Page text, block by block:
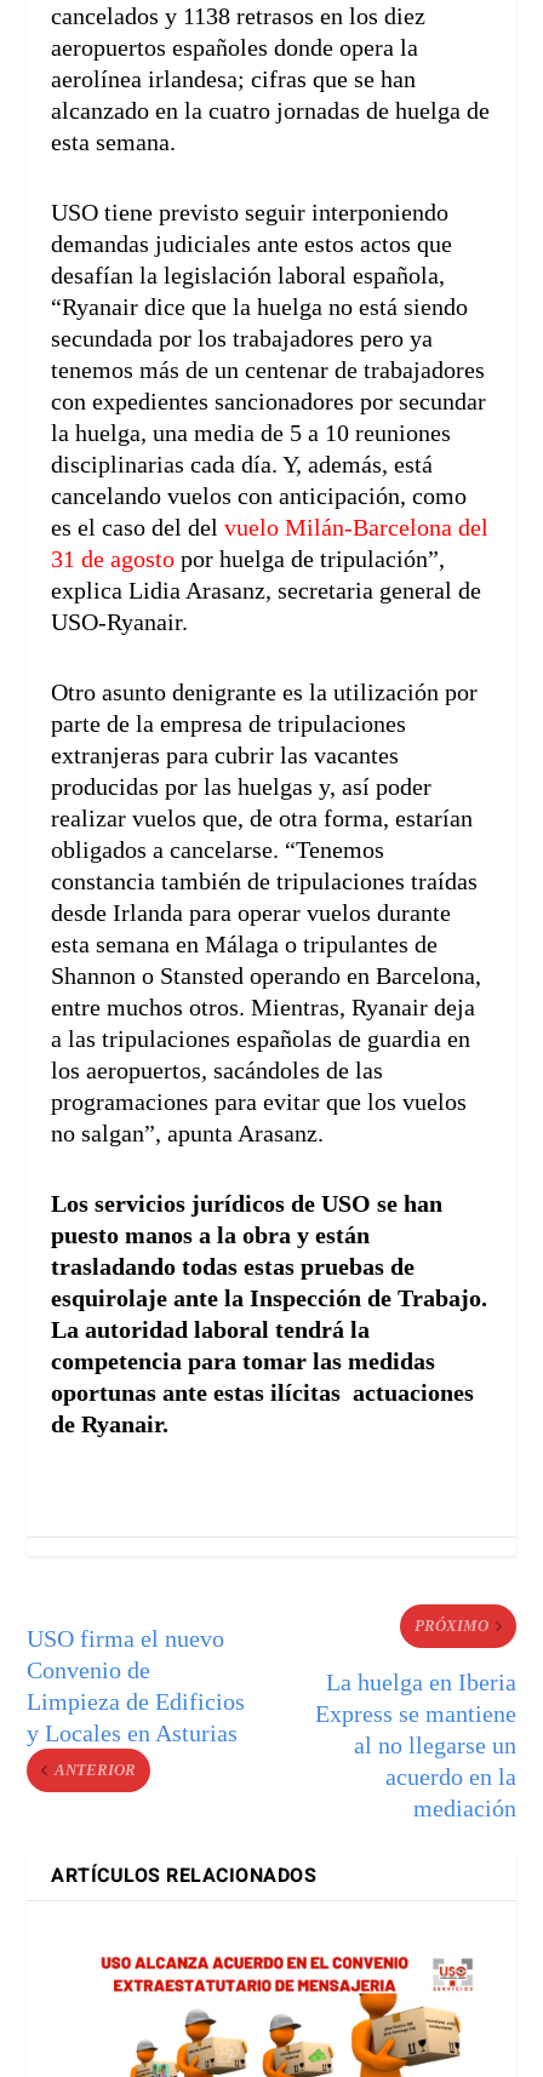
cancelados y 1138 retrasos en los diez
aeropuertos españoles donde opera la
aerolínea irlandesa; cifras que se han
alcanzado en la cuatro jornadas de huelga de
esta semana.
USO tiene previsto seguir interponiendo
demandas judiciales ante estos actos que
desafían la legislación laboral española,
“Ryanair dice que la huelga no está siendo
secundada por los trabajadores pero ya
tenemos más de un centenar de trabajadores
con expedientes sancionadores por secundar
la huelga, una media de 5 a 10 reuniones
disciplinarias cada día. Y, además, está
cancelando vuelos con anticipación, como
es el caso del delvuelo Milán-Barcelona del
31 de agosto por huelga de tripulación”,
explica Lidia Arasanz, secretaria general de
USO-Ryanair.
Otro asunto denigrante es la utilización por
parte de la empresa de tripulaciones
extranjeras para cubrir las vacantes
producidas por las huelgas y, así poder
realizar vuelos que, de otra forma, estarían
obligados a cancelarse. “Tenemos
constancia también de tripulaciones traídas
desde Irlanda para operar vuelos durante
esta semana en Málaga o tripulantes de
Shannon o Stansted operando en Barcelona,
entre muchos otros. Mientras, Ryanair deja
a las tripulaciones españolas de guardia en
los aeropuertos, sacándoles de las
programaciones para evitar que los vuelos
no salgan”, apunta Arasanz.
Los servicios jurídicos de USO se han
puesto manos a la obra y están
trasladando todas estas pruebas de
esquirolaje ante la Inspección de Trabajo.
La autoridad laboral tendrá la
competencia para tomar las medidas
oportunas ante estas ilícitas actuaciones
de Ryanair.
USO firma el nuevo
Convenio de
Limpieza de Edificios
y Locales en Asturias
ANTERIOR
PRÓXIMO
La huelga en Iberia
Express se mantiene
al no llegarse un
acuerdo en la
mediación
ARTÍCULOS RELACIONADOS